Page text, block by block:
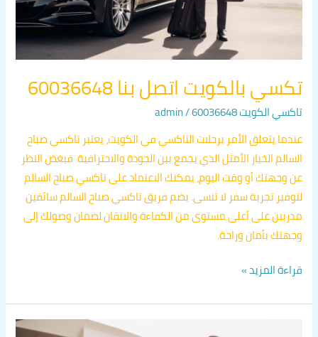
تكسي بالكويت اتصل بنا 60036648
تاكسي الكويت 60036648 /
admin
عندما يتعلق الأمر برحلات التاكسي في الكويت، يعتبر تاكسي صباح
السالم الخيار الأمثل الذي يجمع بين الجودة والاحترافية. فبغض النظر
عن وجهتك أو وقت اليوم، يمكنك الاعتماد على تاكسي صباح السالم
لتوفير تجربة سفر لا تنسى. يضم فريق تاكسي صباح السالم سائقين
مدربين على أعلى مستوى من الكفاءة والاتقان لضمان وصولك إلى
وجهتك بأمان وراحة.
قراءة المزيد »